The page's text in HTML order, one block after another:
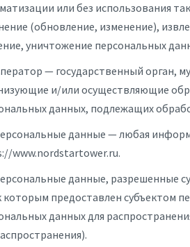
или без использования
(обновление, изменение),
уничтожение персональных
— государственный орган,
и/или осуществляющие
данных, подлежащих
данные — любая
www.nordstartower.ru.
данные, разрешенные
которым предоставлен субъектом
данных для